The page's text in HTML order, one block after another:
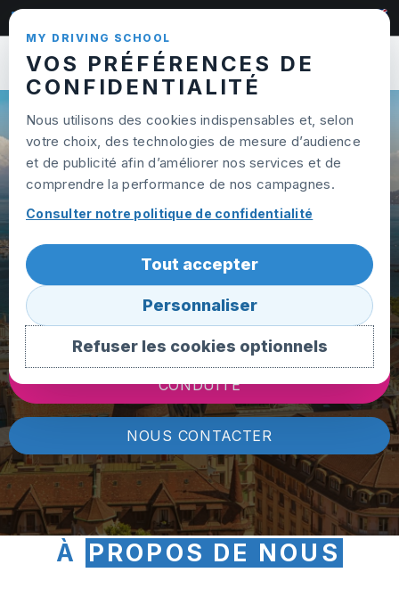
MY DRIVING SCHOOL
VOS PRÉFÉRENCES DE
CONFIDENTIALITÉ
Nous utilisons des cookies indispensables et, selon
votre choix, des technologies de mesure d’audience
et de publicité afin d’améliorer nos services et de
comprendre la performance de nos campagnes.
Consulter notre politique de confidentialité
Refuser les cookies optionnels
Personnaliser
Tout accepter
Skip to content
AUTO ÉCOLE GENÈVE
N°1 SUR LES COURS DE
CONDUITEPOUR RÉUSSIR
TON PERMIS DE CONDUIRE
DÈS LE PREMIER COUP !
RÉSERVE TON PREMIER COURS DE
CONDUITE
NOUS CONTACTER
À PROPOS DE NOUS